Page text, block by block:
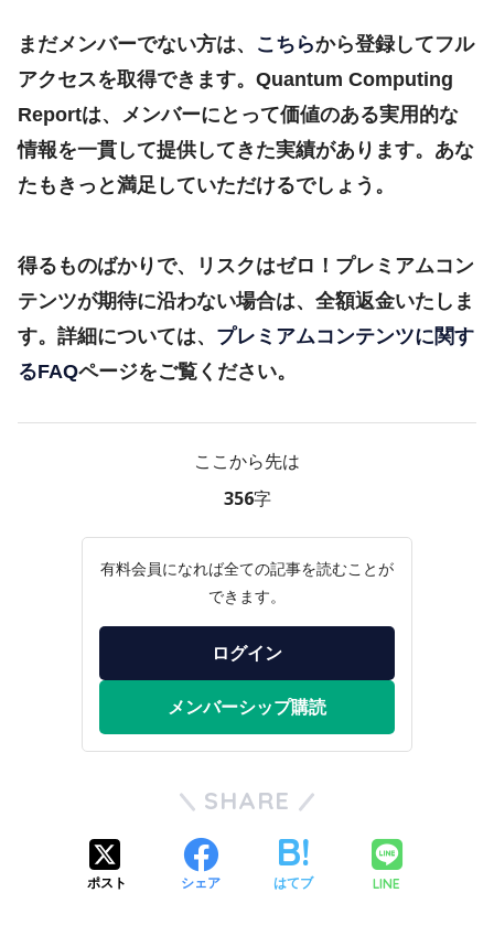
まだメンバーでない方は、 こちらから登録してフル
アクセスを取得できます。Quantum Computing
Reportは、メンバーにとって価値のある実用的な
情報を一貫して提供してきた実績があります。あな
たもきっと満足していただけるでしょう。
得るものばかりで、リスクはゼロ！プレミアムコン
テンツが期待に沿わない場合は、全額返金いたしま
す。詳細については、 プレミアムコンテンツに関す
るFAQページをご覧ください。
ここから先は
356字
有料会員になれば全ての記事を読むことが
できます。
ログイン
メンバーシップ購読
SHARE
ポスト シェア はてブ LINE